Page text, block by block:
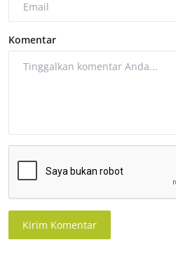
Komentar
Kirim Komentar